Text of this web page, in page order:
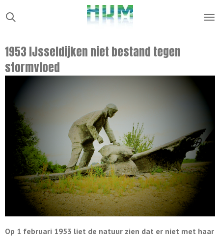
Ga
direct
de
hoofdinhoud
1953 IJsseldijken niet bestand tegen
stormvloed
Op 1 februari 1953 liet de natuur zien dat er niet met haar